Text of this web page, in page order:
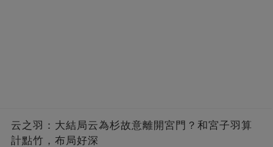
云之羽：大結局云為杉故意離開宮門？和宮子羽算
計點竹，布局好深